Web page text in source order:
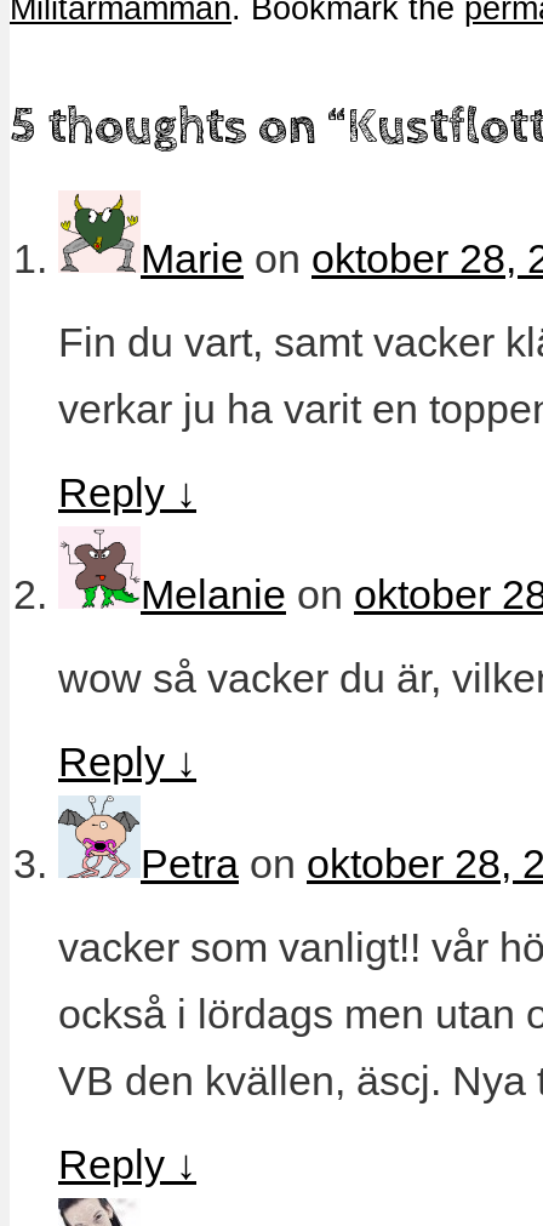
ett
nytt
(Öppnas
i
ett
nytt
Militarmamman. Bookmark the
5 thoughts on “
Marie on oktober 28,
Fin du vart, samt vacker
verkar ju ha varit en
Reply ↓
Melanie on oktober
wow så vacker du är,
Reply ↓
Petra on oktober 28,
vacker som vanligt!! vår
också i lördags men utan
VB den kvällen, äscj. Nya
Reply ↓